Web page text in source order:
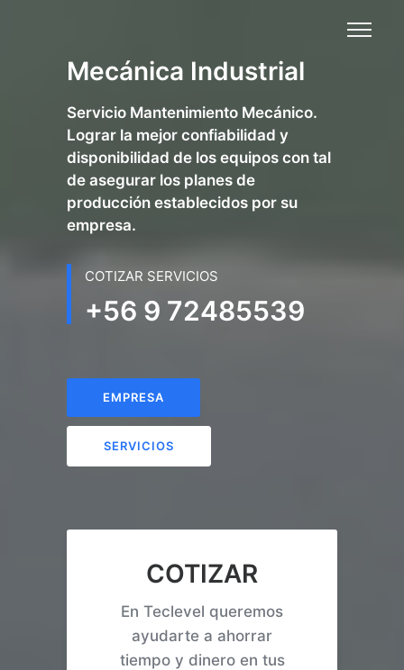
Mecánica Industrial
Servicio Mantenimiento Mecánico.
Lograr la mejor confiabilidad y
disponibilidad de los equipos con tal
de asegurar los planes de
producción establecidos por su
empresa.
COTIZAR SERVICIOS
+56 9 72485539
EMPRESA
SERVICIOS
COTIZAR
En Teclevel queremos
ayudarte a ahorrar
tiempo y dinero en tus